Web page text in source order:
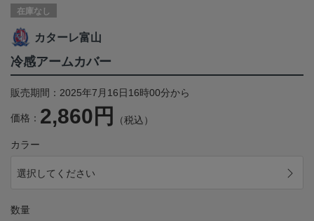
在庫なし
カターレ富山
冷感アームカバー
販売期間：2025年7月16日16時00分から
価格： 2,860円 （税込）
カラー
選択してください
数量